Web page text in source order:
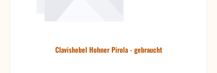
Clavishebel Hohner Pirola - gebraucht